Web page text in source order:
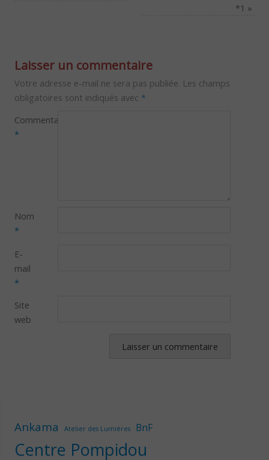
*1 »
Laisser un commentaire
Votre adresse e-mail ne sera pas publiée. Les champs
obligatoires sont indiqués avec *
Commentaire
*
Nom
*
E-
mail
*
Site
web
Ankama Atelier des Lumières BnF
Centre Pompidou